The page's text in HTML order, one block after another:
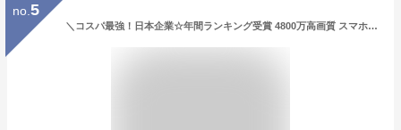
no. 5
＼コスパ最強！日本企業☆年間ランキング受賞 4800万高画質 スマホ転送可／ 子供用 カメラ デジタルカメラ 1080p録画 32GB キッズカメラ トイカメラ おもちゃ 男の子 女の子 プレゼント 2歳 3歳 4歳 5歳 キッズ 知育玩具 子供 誕生日プレゼント クリスマス プレゼント ギフト